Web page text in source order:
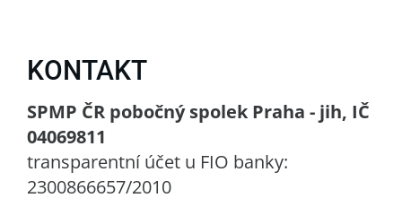
KONTAKT
SPMP ČR pobočný spolek Praha - jih, IČ
04069811
transparentní účet u FIO banky:
2300866657/2010